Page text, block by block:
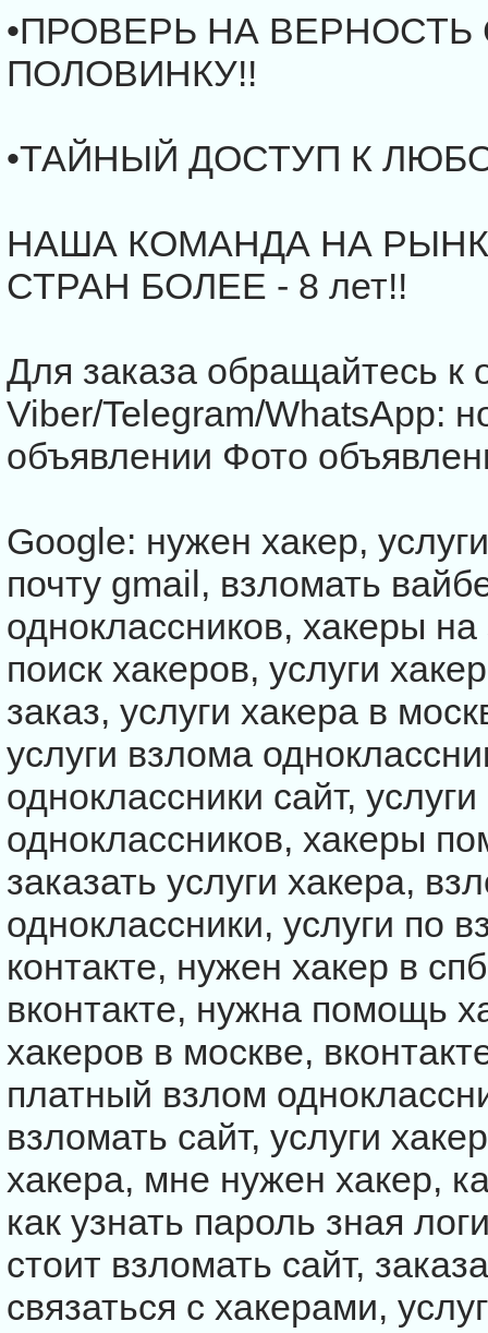
•ПРОВЕРЬ НА
ПОЛОВИНКУ!!
•ТАЙНЫЙ ДОСТУП К
НАША КОМАНДА НА
СТРАН БОЛЕЕ - 8 лет!!
Для заказа обращайтесь к
Viber/Telegram/WhatsApp:
объявлении Фото
Google: нужен хакер,
почту gmail, взломать
одноклассников, хакеры
поиск хакеров, услуги
заказ, услуги хакера в
услуги взлома
одноклассники сайт,
одноклассников, хакеры
заказать услуги хакера,
одноклассники, услуги по
контакте, нужен хакер в
вконтакте, нужна помощь
хакеров в москве,
платный взлом
взломать сайт, услуги
хакера, мне нужен хакер,
как узнать пароль зная
стоит взломать сайт,
связаться с хакерами,